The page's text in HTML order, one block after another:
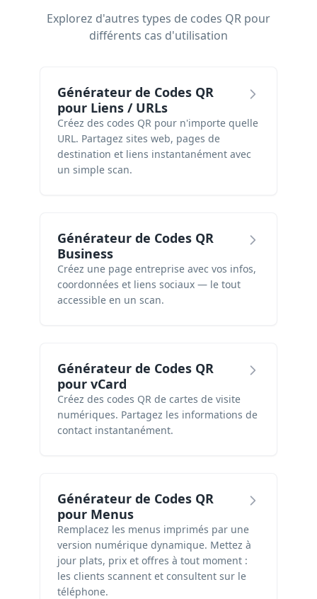
Explorez d'autres types de codes QR pour
différents cas d'utilisation
Générateur de Codes QR
pour Liens / URLs
Créez des codes QR pour n'importe quelle
URL. Partagez sites web, pages de
destination et liens instantanément avec
un simple scan.
Générateur de Codes QR
Business
Créez une page entreprise avec vos infos,
coordonnées et liens sociaux — le tout
accessible en un scan.
Générateur de Codes QR
pour vCard
Créez des codes QR de cartes de visite
numériques. Partagez les informations de
contact instantanément.
Générateur de Codes QR
pour Menus
Remplacez les menus imprimés par une
version numérique dynamique. Mettez à
jour plats, prix et offres à tout moment :
les clients scannent et consultent sur le
téléphone.